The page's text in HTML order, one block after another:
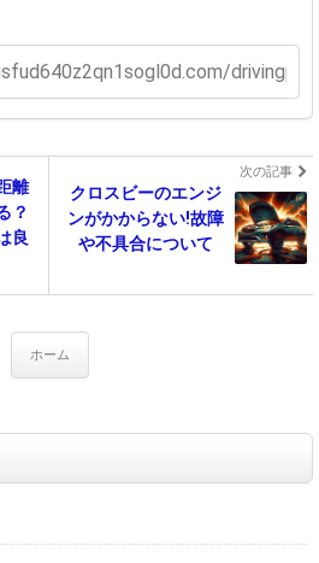
離
？
良
次の記事
クロスビーのエンジ
ンがかからない!故障
や不具合について
ホーム